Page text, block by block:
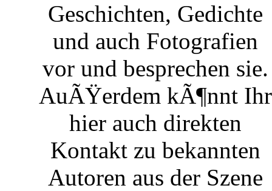
Geschichten, Gedichte
und auch Fotografien
vor und besprechen sie.
AuÃŸerdem kÃ¶nnt Ihr
hier auch direkten
Kontakt zu bekannten
Autoren aus der Szene